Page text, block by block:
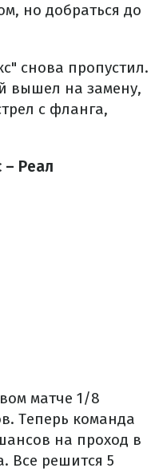
но добраться до
снова пропустил.
вышел на замену,
с фланга,
– Реал
матче 1/8
Теперь команда
на проход в
Все решится 5